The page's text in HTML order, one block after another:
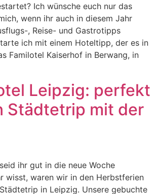
Ich wünsche euch nur das
wenn ihr auch in diesem Jahr
, Reise- und Gastrotipps
ich mit einem Hoteltipp, der es in
Familotel Kaiserhof in Berwang, in
Leipzig: perfekt
Städtetrip mit der
ihr gut in die neue Woche
wisst, waren wir in den Herbstferien
in Leipzig. Unsere gebuchte